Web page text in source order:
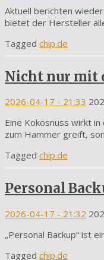
Aktuell berichten
bietet der Hersteller
Tagged chip.de
Nicht nur mit
2026-04-17 - 21:33
Eine Kokosnuss wirkt
zum Hammer greift,
Tagged chip.de
Personal
2026-04-17 - 21:32
„Personal Backup“ ist
Tagged chip.de